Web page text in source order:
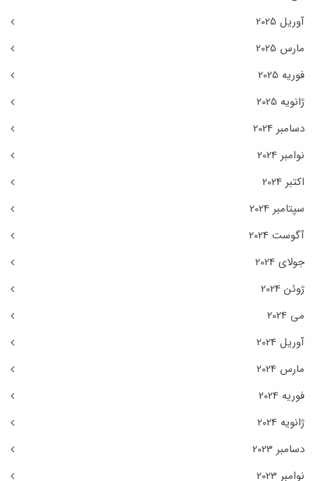
آوریل 2025
مارس 2025
فوریه 2025
ژانویه 2025
دسامبر 2024
نوامبر 2024
اکتبر 2024
سپتامبر 2024
آگوست 2024
جولای 2024
ژوئن 2024
می 2024
آوریل 2024
مارس 2024
فوریه 2024
ژانویه 2024
دسامبر 2023
نوامبر 2023